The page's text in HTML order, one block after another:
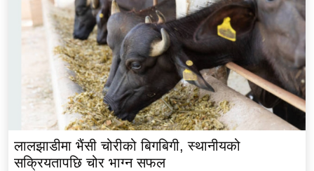
लालझाडीमा भैंसी चोरीको बिगबिगी, स्थानीयको
सक्रियतापछि चोर भाग्न सफल